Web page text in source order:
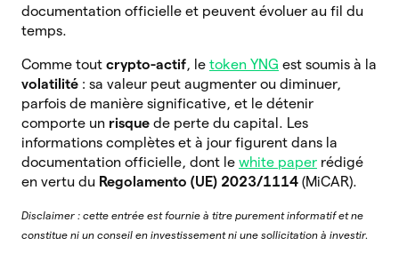
documentation officielle et peuvent évoluer au fil du
temps.
Comme tout crypto-actif, le token YNG est soumis à la
volatilité : sa valeur peut augmenter ou diminuer,
parfois de manière significative, et le détenir
comporte un risque de perte du capital. Les
informations complètes et à jour figurent dans la
documentation officielle, dont le white paper rédigé
en vertu du Regolamento (UE) 2023/1114 (MiCAR).
Disclaimer : cette entrée est fournie à titre purement informatif et ne
constitue ni un conseil en investissement ni une sollicitation à investir.